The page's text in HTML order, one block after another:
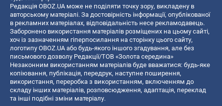
Редакція OBOZ.UA може не поділяти точку зору, викладену в
авторському матеріалі. За достовірність інформації, опублікованої
в рекламних матеріалах, відповідальність несе рекламодавець.
Заборонено використання матеріалів розміщених на цьому сайті,
хоч із зазначенням гіперпосилання на сторінку цього сайту,
логотипу OBOZ.UA або будь-якого іншого згадування, але без
письмового дозволу Редакції/ТОВ «Золота середина»
Незаконним використанням матеріалів буде вважатися: будь-яке
копiювання, публiкацiя, передрук, наступне поширення,
використання, переробка з використанням, включенням до
складу інших матеріалів, розповсюдження, адаптація, переклад
та інші подібні зміни матеріалу.